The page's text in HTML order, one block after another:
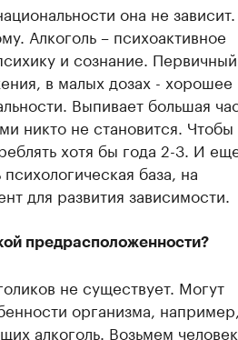
она не
Алкоголь – психоактивное
и сознание. Первичный
в малых дозах - хорошее
Выпивает большая
никто не становится. Чтобы
хотя бы года 2-3. И
база, на
для развития зависимости.
предрасположенности?
не существует. Могут
организма, например,
алкоголь. Возьмем